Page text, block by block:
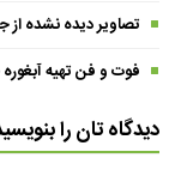
تصاویر دیده نشده
فوت و فن تهیه
دیدگاه تان را